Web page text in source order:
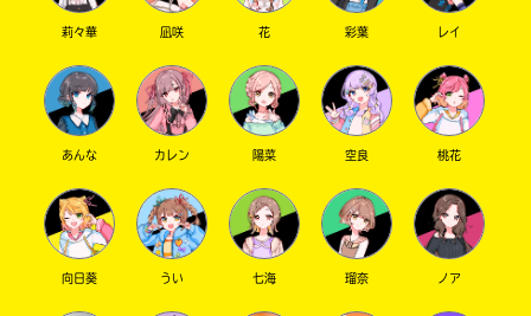
莉々華 凪咲 花 彩葉 レイ
あんな カレン 陽菜 空良 桃花
向日葵 うい 七海 瑠奈 ノア